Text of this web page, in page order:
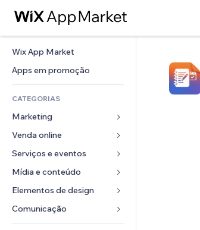
Wix App Market
Apps em promoção
CATEGORIAS
Marketing
Anúncios
Mobile
Análises
Venda online
Apps para lojas
Frete e entrega
Botões de venda
Serviços e eventos
Hotéis
Eventos
Restaurantes
Imobiliária
Mídia e conteúdo
Galeria
Músicas
Podcasts
Elementos de design
Mapas e navegação
Privacidade e segurança
Formulários